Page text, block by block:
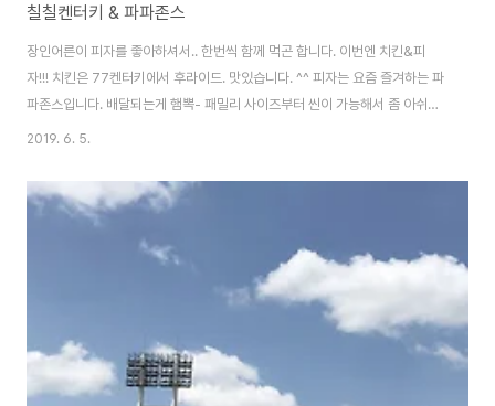
칠칠켄터키 & 파파존스
장인어른이 피자를 좋아하셔서.. 한번씩 함께 먹곤 합니다. 이번엔 치킨&피
자!!! 치킨은 77켄터키에서 후라이드. 맛있습니다. ^^ 피자는 요즘 즐겨하는 파
파존스입니다. 배달되는게 햄뽁- 패밀리 사이즈부터 씬이 가능해서 좀 아쉬운
데.. 그냥 씬 시켜 먹고, 남으면 냉동보관하는게 나은 듯 합니다. 요새 그렇게 먹
2019. 6. 5.